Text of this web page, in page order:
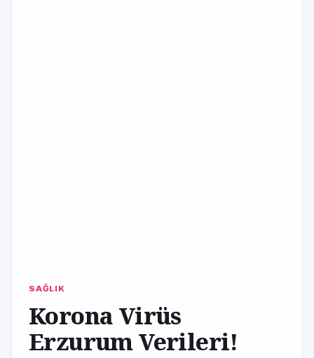
SAĞLIK
Korona Virüs
Erzurum Verileri!